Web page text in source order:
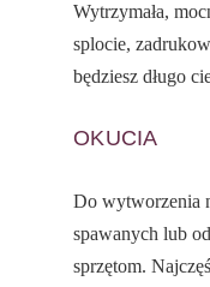
Wytrzymała,
splocie,
będziesz długo
OKUCIA
Do wytworzenia
spawanych lub
sprzętom.